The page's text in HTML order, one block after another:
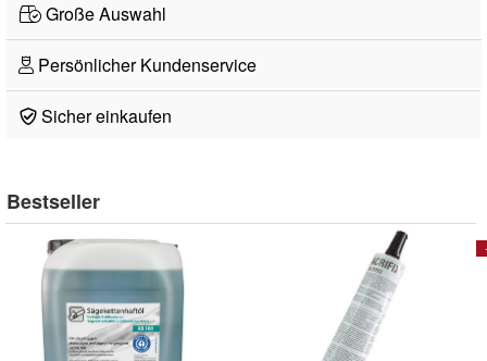
Große Auswahl
Persönlicher Kundenservice
Sicher einkaufen
Bestseller